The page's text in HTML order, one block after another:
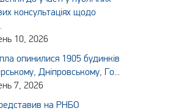
консультаціях щодо
10, 2026
опинилися 1905 будинків
Дніпровському, Го...
7, 2026
на РНБО